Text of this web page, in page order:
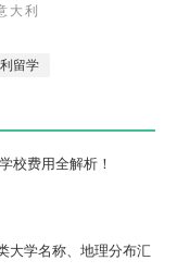
大利
留学
校费用全解析！
大学名称、地理分布汇